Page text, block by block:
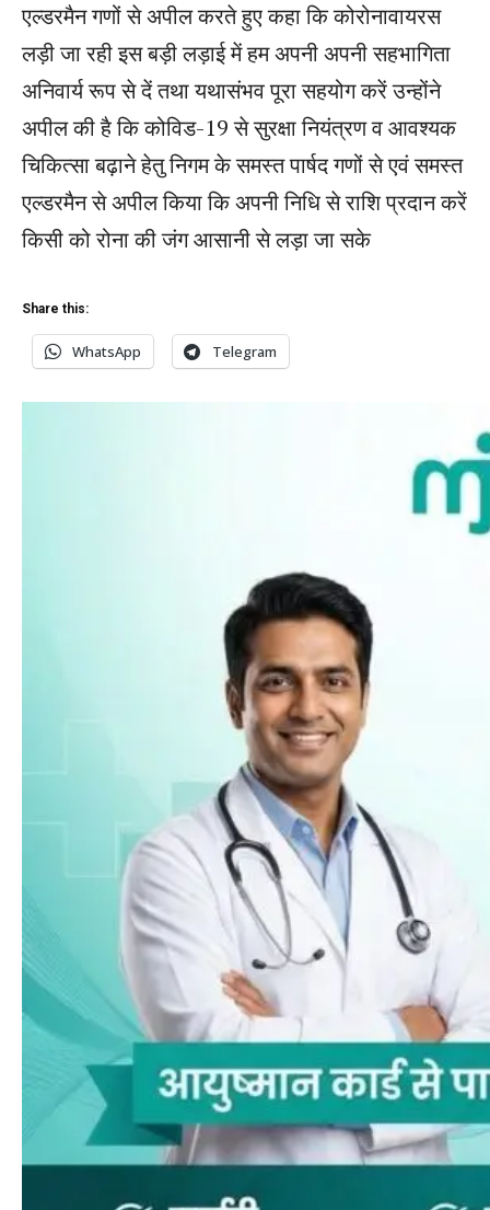
एल्डरमैन गणों से अपील करते हुए कहा कि कोरोनावायरस
लड़ी जा रही इस बड़ी लड़ाई में हम अपनी अपनी सहभागिता
अनिवार्य रूप से दें तथा यथासंभव पूरा सहयोग करें उन्होंने
अपील की है कि कोविड-19 से सुरक्षा नियंत्रण व आवश्यक
चिकित्सा बढ़ाने हेतु निगम के समस्त पार्षद गणों से एवं समस्त
एल्डरमैन से अपील किया कि अपनी निधि से राशि प्रदान करें
किसी को रोना की जंग आसानी से लड़ा जा सके
Share this:
WhatsApp Telegram